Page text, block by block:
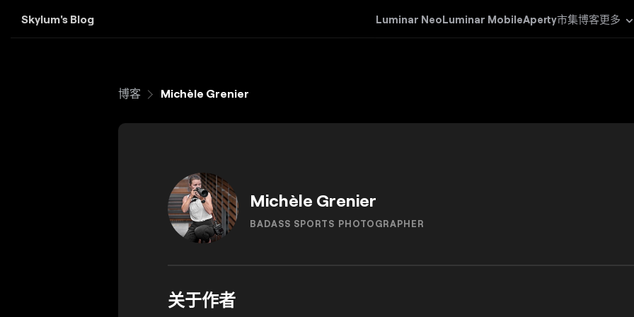
Skylum's Blog Luminar NeoLuminar MobileAperty市集博客更多
博客 Michèle Grenier
Michèle Grenier
BADASS SPORTS PHOTOGRAPHER
关于作者